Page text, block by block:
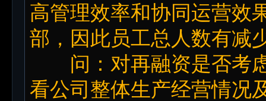
高管理效率和协同运营效
部，因此员工总人数有减
问：对再融资是否考虑
看公司整体生产经营情况